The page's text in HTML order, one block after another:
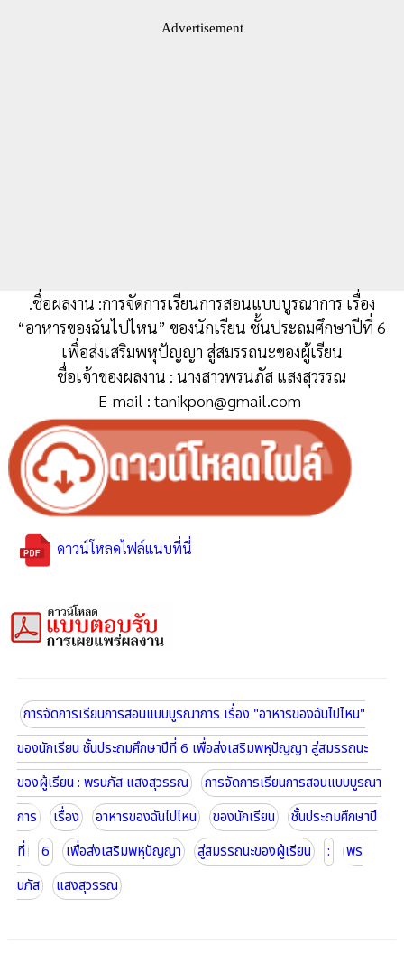
Advertisement
.ชื่อผลงาน :การจัดการเรียนการสอนแบบบูรณาการ เรื่อง
“อาหารของฉันไปไหน” ของนักเรียน ชั้นประถมศึกษาปีที่ 6
เพื่อส่งเสริมพหุปัญญา สู่สมรรถนะของผู้เรียน
ชื่อเจ้าของผลงาน : นางสาวพรนภัส แสงสุวรรณ
E-mail : tanikpon@gmail.com
ดาวน์โหลดไฟล์แนบที่นี่
การจัดการเรียนการสอนแบบบูรณาการ เรื่อง "อาหารของฉันไปไหน"
ของนักเรียน ชั้นประถมศึกษาปีที่ 6 เพื่อส่งเสริมพหุปัญญา สู่สมรรถนะ
ของผู้เรียน : พรนภัส แสงสุวรรณ
การจัดการเรียนการสอนแบบบูรณา
การ
เรื่อง อาหารของฉันไปไหน ของนักเรียน
ชั้นประถมศึกษาปี
ที่
6 เพื่อส่งเสริมพหุปัญญา สู่สมรรถนะของผู้เรียน :
พร
นภัส
แสงสุวรรณ